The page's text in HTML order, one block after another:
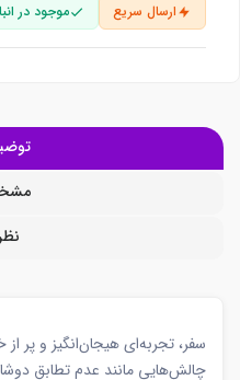
ارسال سریع موجود در
سفر، تجربه‌ای هیجان‌انگیز و پر
چالش‌هایی مانند عدم تطابق